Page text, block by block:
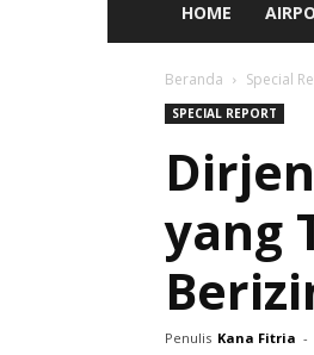
HOME
Beranda Special
SPECIAL REPORT
yang
Penulis Kana Fitria -